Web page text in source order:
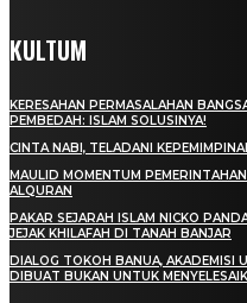
KULTUM
KERESAHAN PERMASALAHAN
PEMBEDAH: ISLAM SOLUSINYA!
CINTA NABI, TELADANI
MAULID MOMENTUM
ALQURAN
PAKAR SEJARAH ISLAM NICKO
JEJAK KHILAFAH DI TANAH BANJAR
DIALOG TOKOH BANUA, AKADEMISI
DIBUAT BUKAN UNTUK